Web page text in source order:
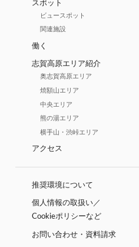
スポット
ビュースポット
関連施設
働く
志賀高原エリア紹介
奥志賀高原エリア
焼額山エリア
中央エリア
熊の湯エリア
横手山・渋峠エリア
アクセス
推奨環境について
個人情報の取扱い／
Cookieポリシーなど
お問い合わせ・資料請求